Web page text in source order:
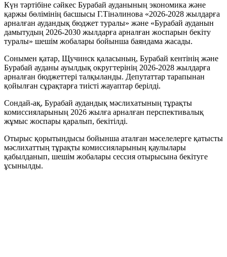
Күн тәртібіне сәйкес Бурабай ауданының экономика және
қаржы бөлімінің басшысы Г.Тінәлинова «2026-2028 жылдарға
арналған аудандық бюджет туралы» және «Бурабай ауданын
дамытудың 2026-2030 жылдарға арналған жоспарын бекіту
туралы» шешім жобалары бойынша баяндама жасады.
Сонымен қатар, Щучинск қаласының, Бурабай кентінің және
Бурабай ауданы ауылдық округтерінің 2026-2028 жылдарға
арналған бюджеттері талқыланды. Депутаттар тарапынан
қойылған сұрақтарға тиісті жауаптар берілді.
Сондай-ақ, Бурабай аудандық мәслихатының тұрақты
комиссияларының 2026 жылға арналған перспективалық
жұмыс жоспары қаралып, бекітілді.
Отырыс қорытындысы бойынша аталған мәселелерге қатысты
мәслихаттың тұрақты комиссияларының қаулылары
қабылданып, шешім жобалары сессия отырысына бекітуге
ұсынылды.